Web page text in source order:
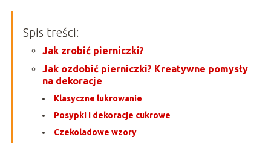
Spis treści:
Jak zrobić pierniczki?
Jak ozdobić pierniczki? Kreatywne pomysły
na dekoracje
Klasyczne lukrowanie
Posypki i dekoracje cukrowe
Czekoladowe wzory